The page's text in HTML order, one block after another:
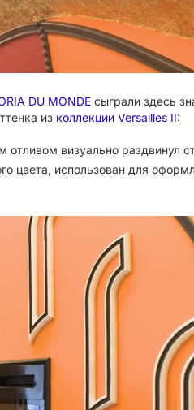
DU MONDE сыграли здесь
из коллекции Versailles II:
отливом визуально раздвинул
цвета, использован для